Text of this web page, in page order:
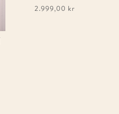
2.999,00 kr